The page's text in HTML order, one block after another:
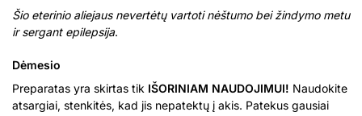
Šio eterinio aliejaus nevertėtų vartoti nėštumo bei žindymo metu
ir sergant epilepsija.
Dėmesio
Preparatas yra skirtas tik IŠORINIAM NAUDOJIMUI! Naudokite
atsargiai, stenkitės, kad jis nepatektų į akis. Patekus gausiai